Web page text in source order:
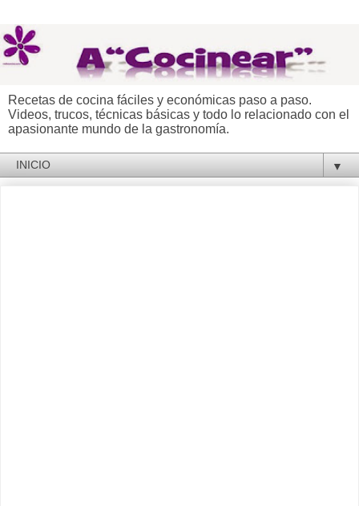
Recetas de cocina fáciles y económicas paso a paso.
Videos, trucos, técnicas básicas y todo lo relacionado con el
apasionante mundo de la gastronomía.
▼